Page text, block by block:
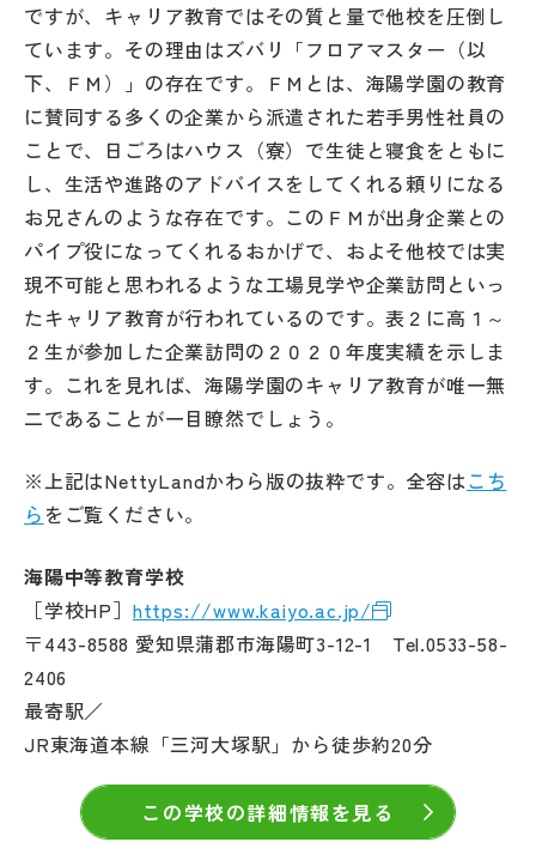
運営会社
ですが、キャリア教育ではその質と量で他校を圧倒し
ています。その理由はズバリ「フロアマスター（以
下、ＦＭ）」の存在です。ＦＭとは、海陽学園の教育
に賛同する多くの企業から派遣された若手男性社員の
ことで、日ごろはハウス（寮）で生徒と寝食をともに
し、生活や進路のアドバイスをしてくれる頼りになる
お兄さんのような存在です。このＦＭが出身企業との
パイプ役になってくれるおかげで、およそ他校では実
現不可能と思われるような工場見学や企業訪問といっ
たキャリア教育が行われているのです。表２に高１～
２生が参加した企業訪問の２０２０年度実績を示しま
す。これを見れば、海陽学園のキャリア教育が唯一無
二であることが一目瞭然でしょう。
※上記はNettyLandかわら版の抜粋です。全容はこち
ら をご覧ください。
海陽中等教育学校
［学校HP］ https://www.kaiyo.ac.jp/
〒443-8588 愛知県蒲郡市海陽町3-12-1 Tel.0533-58-
2406
最寄駅／
JR東海道本線「三河大塚駅」から徒歩約20分
この学校の詳細情報を見る